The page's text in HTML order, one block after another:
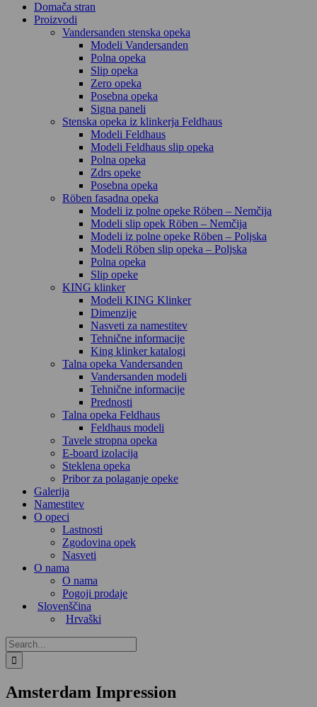
Domača stran
Proizvodi
Vandersanden stenska opeka
Modeli Vandersanden
Polna opeka
Slip opeka
Zero opeka
Posebna opeka
Signa paneli
Stenska opeka iz klinkerja Feldhaus
Modeli Feldhaus
Modeli Feldhaus slip opeka
Polna opeka
Zdrs opeke
Posebna opeka
Röben fasadna opeka
Modeli iz polne opeke Röben – Nemčija
Modeli slip opek Röben – Nemčija
Modeli iz polne opeke Röben – Poljska
Modeli Röben slip opeka – Poljska
Polna opeka
Slip opeke
KING klinker
Modeli KING Klinker
Dimenzije
Nasveti za namestitev
Tehnične informacije
King klinker katalogi
Talna opeka Vandersanden
Vandersanden modeli
Tehnične informacije
Prednosti
Talna opeka Feldhaus
Feldhaus modeli
Tavele stropna opeka
E-board izolacija
Steklena opeka
Pribor za polaganje opeke
Galerija
Namestitev
O opeci
Lastnosti
Zgodovina opek
Nasveti
O nama
O nama
Pogoji prodaje
Slovenščina
Hrvaški
Search
for:
Amsterdam Impression